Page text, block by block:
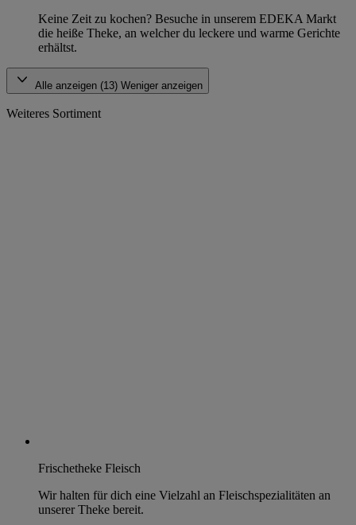
Keine Zeit zu kochen? Besuche in unserem EDEKA Markt
die heiße Theke, an welcher du leckere und warme Gerichte
erhältst.
Alle anzeigen (13) Weniger anzeigen
Weiteres Sortiment
Frischetheke Fleisch
Wir halten für dich eine Vielzahl an Fleischspezialitäten an
unserer Theke bereit.